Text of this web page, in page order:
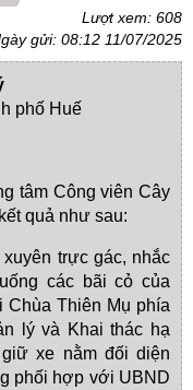
Lượt xem: 608
gửi: 08:12 11/07/2025
phố Huế
tâm Công viên Cây
quả như sau:
trực gác, nhắc
các bãi cỏ của
Thiên Mụ phía
lý và Khai thác hạ
xe nằm đối diện
phối hợp với UBND